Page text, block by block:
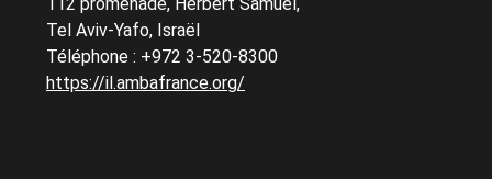
Tel Aviv-Yafo, Israël
Téléphone : +972 3-520-8300
https://il.ambafrance.org/